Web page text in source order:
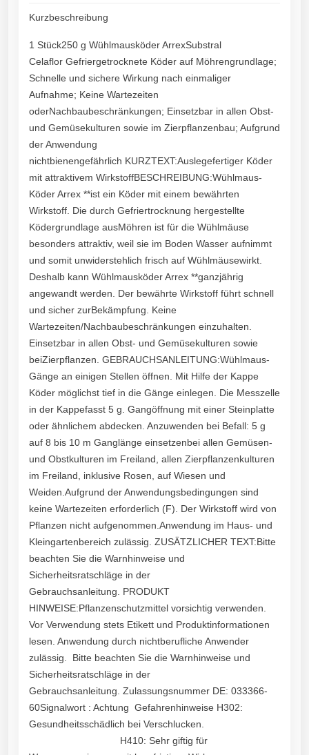
Kurzbeschreibung
1 Stück250 g Wühlmausköder ArrexSubstral
Celaflor Gefriergetrocknete Köder auf Möhrengrundlage;
Schnelle und sichere Wirkung nach einmaliger
Aufnahme; Keine Wartezeiten
oderNachbaubeschränkungen; Einsetzbar in allen Obst-
und Gemüsekulturen sowie im Zierpflanzenbau; Aufgrund
der Anwendung
nichtbienengefährlich KURZTEXT:Auslegefertiger Köder
mit attraktivem WirkstoffBESCHREIBUNG:Wühlmaus-
Köder Arrex **ist ein Köder mit einem bewährten
Wirkstoff. Die durch Gefriertrocknung hergestellte
Ködergrundlage ausMöhren ist für die Wühlmäuse
besonders attraktiv, weil sie im Boden Wasser aufnimmt
und somit unwiderstehlich frisch auf Wühlmäusewirkt.
Deshalb kann Wühlmausköder Arrex **ganzjährig
angewandt werden. Der bewährte Wirkstoff führt schnell
und sicher zurBekämpfung. Keine
Wartezeiten/Nachbaubeschränkungen einzuhalten.
Einsetzbar in allen Obst- und Gemüsekulturen sowie
beiZierpflanzen. GEBRAUCHSANLEITUNG:Wühlmaus-
Gänge an einigen Stellen öffnen. Mit Hilfe der Kappe
Köder möglichst tief in die Gänge einlegen. Die Messzelle
in der Kappefasst 5 g. Gangöffnung mit einer Steinplatte
oder ähnlichem abdecken. Anzuwenden bei Befall: 5 g
auf 8 bis 10 m Ganglänge einsetzenbei allen Gemüsen-
und Obstkulturen im Freiland, allen Zierpflanzenkulturen
im Freiland, inklusive Rosen, auf Wiesen und
Weiden.Aufgrund der Anwendungsbedingungen sind
keine Wartezeiten erforderlich (F). Der Wirkstoff wird von
Pflanzen nicht aufgenommen.Anwendung im Haus- und
Kleingartenbereich zulässig. ZUSÄTZLICHER TEXT:Bitte
beachten Sie die Warnhinweise und
Sicherheitsratschläge in der
Gebrauchsanleitung. PRODUKT
HINWEISE:Pflanzenschutzmittel vorsichtig verwenden.
Vor Verwendung stets Etikett und Produktinformationen
lesen. Anwendung durch nichtberufliche Anwender
zulässig. Bitte beachten Sie die Warnhinweise und
Sicherheitsratschläge in der
Gebrauchsanleitung. Zulassungsnummer DE: 033366-
60Signalwort : Achtung Gefahrenhinweise H302:
Gesundheitsschädlich bei Verschlucken.
H410: Sehr giftig für